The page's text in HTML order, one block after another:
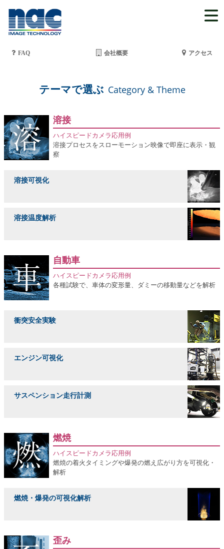
FAQ 会社概要 アクセス
テーマで選ぶ Category & Theme
溶接
ハイスピードカメラ応用例
溶接プロセスをスローモーション映像で即座に表示・観
察
溶接可視化
溶接温度解析
自動車
ハイスピードカメラ応用例
各種試験で、車体の変形量、ダミーの移動量などを解析
衝突安全実験
エンジン可視化
サスペンション走行計測
燃焼
ハイスピードカメラ応用例
燃焼の着火タイミングや爆発の燃え広がり方を可視化・
解析
燃焼・爆発の可視化解析
歪み